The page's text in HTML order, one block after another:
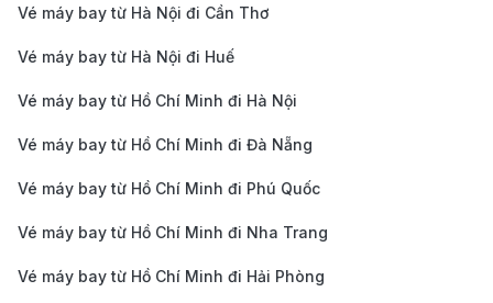
khuyến mãi vé máy bay giá rẻ. Bạn có thể đăng ký
nhận thông báo qua email hoặc theo dõi trang web
so sánh giá vé của 190 Booking.
sánh giá vé từ nhiều hãng hàng không khác nhau,
từ đó dễ dàng tìm được vé máy bay với giá rẻ và
Vé máy bay từ Hà Nội đi Cần Thơ
Vé máy bay từ Hà Nội đi Huế
Vé máy bay từ Hồ Chí Minh đi Hà Nội
Vé máy bay từ Hồ Chí Minh đi Đà Nẵng
Vé máy bay từ Hồ Chí Minh đi Phú Quốc
Vé máy bay từ Hồ Chí Minh đi Nha Trang
Vé máy bay từ Hồ Chí Minh đi Hải Phòng